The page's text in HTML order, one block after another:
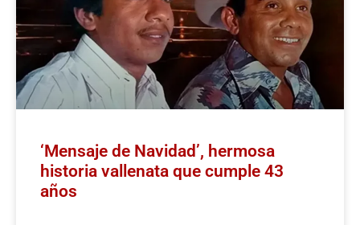
‘Mensaje de Navidad’, hermosa
historia vallenata que cumple 43
años